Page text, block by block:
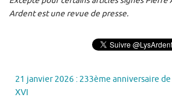
Ardent est une revue de presse.
21 janvier 2026 : 233ème anniversaire
XVI